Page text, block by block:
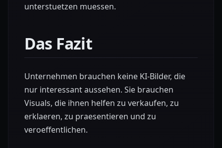
unterstuetzen muessen.
Das Fazit
Unternehmen brauchen keine KI-Bilder, die
nur interessant aussehen. Sie brauchen
Visuals, die ihnen helfen zu verkaufen, zu
erklaeren, zu praesentieren und zu
veroeffentlichen.